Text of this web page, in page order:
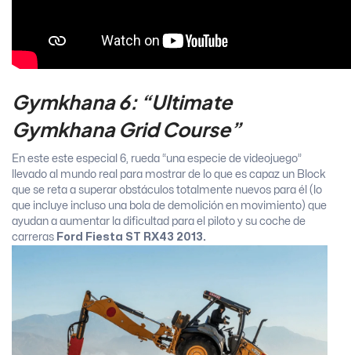
Gymkhana 6: “Ultimate
Gymkhana Grid Course”
En este este especial 6, rueda “una especie de videojuego”
llevado al mundo real para mostrar de lo que es capaz un Block
que se reta a superar obstáculos totalmente nuevos para él (lo
que incluye incluso una bola de demolición en movimiento) que
ayudan a aumentar la dificultad para el piloto y su coche de
carreras Ford Fiesta ST RX43 2013.